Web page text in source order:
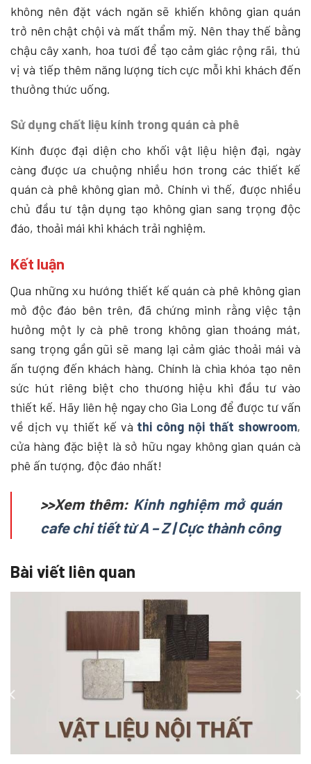
không nên đặt vách ngăn sẽ khiến không gian quán
trở nên chật chội và mất thẩm mỹ. Nên thay thế bằng
chậu cây xanh, hoa tươi để tạo cảm giác rộng rãi, thú
vị và tiếp thêm năng lượng tích cực mỗi khi khách đến
thưởng thức uống.
Sử dụng chất liệu kính trong quán cà phê
Kính được đại diện cho khối vật liệu hiện đại, ngày
càng được ưa chuộng nhiều hơn trong các thiết kế
quán cà phê không gian mở. Chính vì thế, được nhiều
chủ đầu tư tận dụng tạo không gian sang trọng độc
đáo, thoải mái khi khách trải nghiệm.
Kết luận
Qua những xu hướng thiết kế quán cà phê không gian
mở độc đáo bên trên, đã chứng minh rằng việc tận
hưởng một ly cà phê trong không gian thoáng mát,
sang trọng gần gũi sẽ mang lại cảm giác thoải mái và
ấn tượng đến khách hàng. Chính là chìa khóa tạo nên
sức hút riêng biệt cho thương hiệu khi đầu tư vào
thiết kế. Hãy liên hệ ngay cho Gia Long để được tư vấn
về dịch vụ thiết kế và thi công nội thất showroom,
cửa hàng đặc biệt là sở hữu ngay không gian quán cà
phê ấn tượng, độc đáo nhất!
>>Xem thêm: Kinh nghiệm mở quán
cafe chi tiết từ A – Z | Cực thành công
Bài viết liên quan